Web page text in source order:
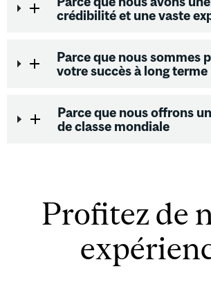
crédibilité et une vaste
Parce que nous sommes
votre succès à long terme
Parce que nous offrons
de classe mondiale
Profitez de